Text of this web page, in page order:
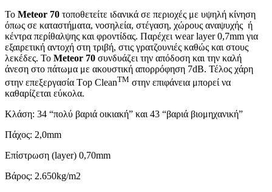
Το Meteor 70 τοποθετείτε ιδανικά σε περιοχές με υψηλή κίνηση
όπως σε καταστήματα, νοσηλεία, στέγαση, χώρους αναψυχής ή
κέντρα περίθαλψης και φροντίδας. Παρέχει wear layer 0,7mm για
εξαιρετική αντοχή στη τριβή, στις γρατζουνιές καθώς και στους
λεκέδες. Το Meteor 70 συνδυάζει την απόδοση και την καλή
άνεση στο πάτωμα με ακουστική απορρόφηση 7dB. Τέλος χάρη
στην επεξεργασία Τop CleanTM στην επιφάνεια μπορεί να
καθαρίζεται εύκολα.
Κλάση: 34 “πολύ βαριά οικιακή” και 43 “βαριά βιομηχανική”
Πάχος: 2,0mm
Επίστρωση (layer) 0,70mm
Βάρος: 2.650kg/m2